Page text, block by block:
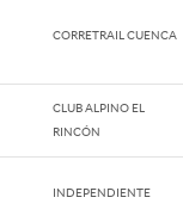
CORRETRAIL CUENCA
CLUB ALPINO EL
RINCÓN
INDEPENDIENTE